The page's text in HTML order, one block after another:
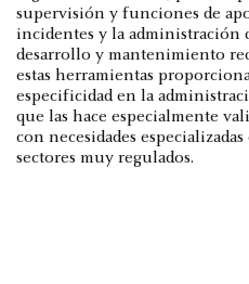
supervisión y funciones de
incidentes y la administración
desarrollo y mantenimiento
estas herramientas
especificidad en la
que las hace especialmente
con necesidades
sectores muy regulados.